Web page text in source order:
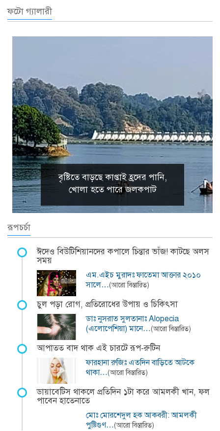
ফটো গ্যালারী
বৃষ্টিতে বাড়ছে কাপ্তাই হ্রদের পানি,
খোলা হতে পারে জলকপাট
রূপচর্চা
ঈদেও বিউটিশিয়ানদের কপালে চিন্তার ভাঁজ! কাটছে অলস
সময়
এম.এইচ মুরাদঃ ফাতেমা আক্তার ২০১০
সালে…(আরো বিস্তারিত)
চুল পড়া রোগ, প্রতিরোধের উপায় ও চিকিৎসা
ডাঃ নুসরাত সুলতানাঃ Alopecia
(এলোপেশিয়া) মানে…(আরো বিস্তারিত)
আপাতত বাদ থাক এই চারটে রূপ-রুটিন
ফারহানা রুজিঃ এতদিন বাড়িতে আটকে
থাকা…(আরো বিস্তারিত)
ডায়াবেটিস থাকলে প্রতিদিন ১টা করে আমলকী খান, ফল
পাবেন হাতেনাতে
মোঃ মোরশেদুল হক আকবরী: আমলকী
পুষ্টিগুণ…(আরো বিস্তারিত)